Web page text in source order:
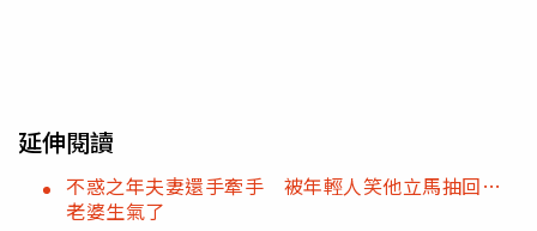
延伸閱讀
不惑之年夫妻還手牽手 被年輕人笑他立馬抽回…
老婆生氣了